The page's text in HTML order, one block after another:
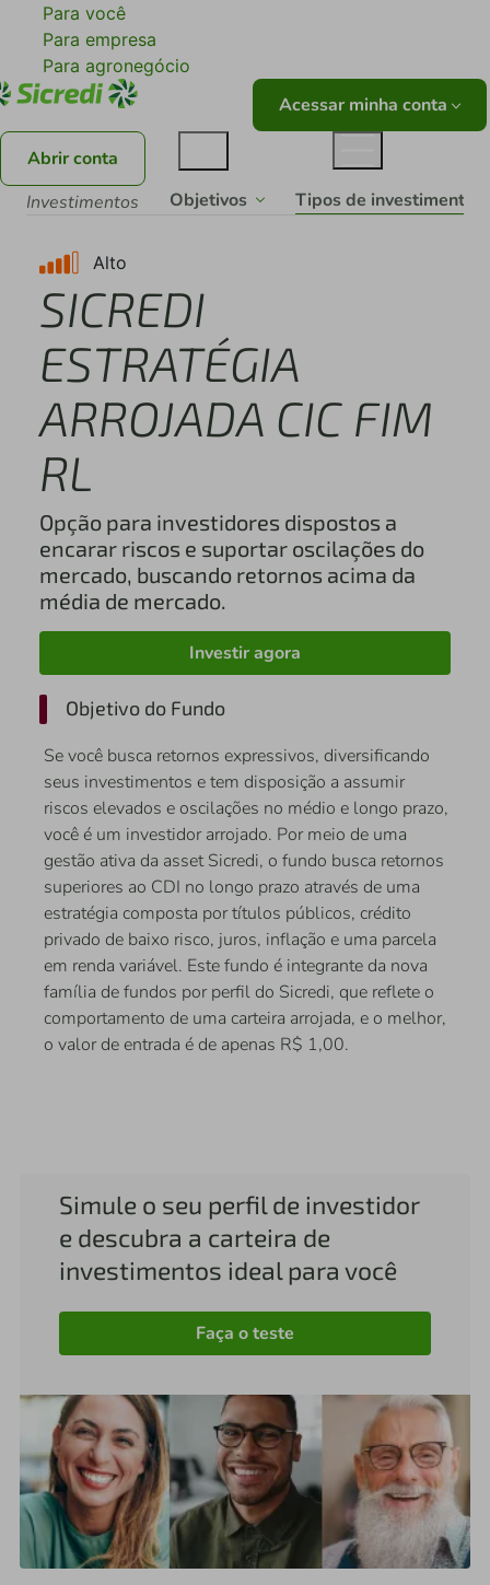
Para você
Para empresa
Para agronegócio
Acessar minha conta
Abrir conta
Investimentos
Objetivos Tipos de investimentos
Alto
SICREDI
ESTRATÉGIA
ARROJADA CIC FIM
RL
Opção para investidores dispostos a
encarar riscos e suportar oscilações do
mercado, buscando retornos acima da
média de mercado.
Investir agora
Objetivo do Fundo
Se você busca retornos expressivos, diversificando
seus investimentos e tem disposição a assumir
riscos elevados e oscilações no médio e longo prazo,
você é um investidor arrojado. Por meio de uma
gestão ativa da asset Sicredi, o fundo busca retornos
superiores ao CDI no longo prazo através de uma
estratégia composta por títulos públicos, crédito
privado de baixo risco, juros, inflação e uma parcela
em renda variável. Este fundo é integrante da nova
família de fundos por perfil do Sicredi, que reflete o
comportamento de uma carteira arrojada, e o melhor,
o valor de entrada é de apenas R$ 1,00.
Simule o seu perfil de investidor
e descubra a carteira de
investimentos ideal para você
Faça o teste